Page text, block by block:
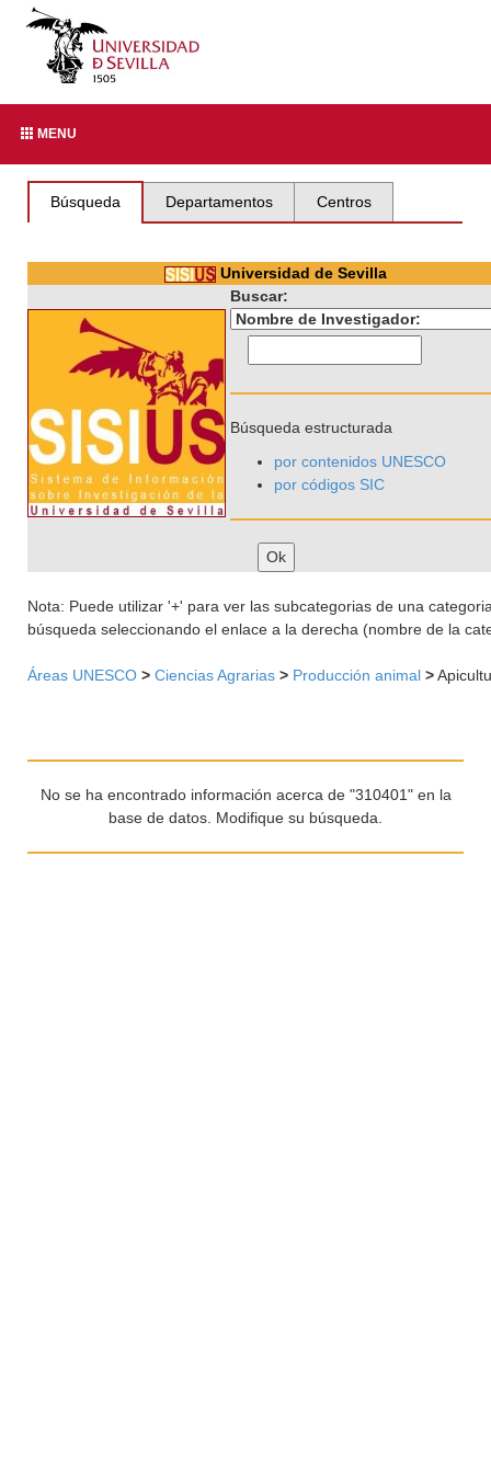
MENU
Búsqueda Departamentos Centros
Universidad de Sevilla
Buscar:
Búsqueda estructurada
por contenidos UNESCO
por códigos SIC
Nota: Puede utilizar '+' para ver las subcategorias de una
búsqueda seleccionando el enlace a la derecha (nombre de la
Áreas UNESCO > Ciencias Agrarias > Producción animal >
No se ha encontrado información acerca de "310401" en la
base de datos. Modifique su búsqueda.